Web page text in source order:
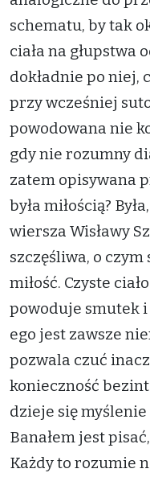
schematu, by tak
ciała na głupstwa
dokładnie po niej,
przy wcześniej
powodowana nie
gdy nie rozumny
zatem opisywana
była miłością?
wiersza Wisławy
szczęśliwa, o
miłość. Czyste
powoduje smutek
ego jest zawsze
pozwala czuć
konieczność
dzieje się myślenie
Banałem jest
Każdy to rozumie